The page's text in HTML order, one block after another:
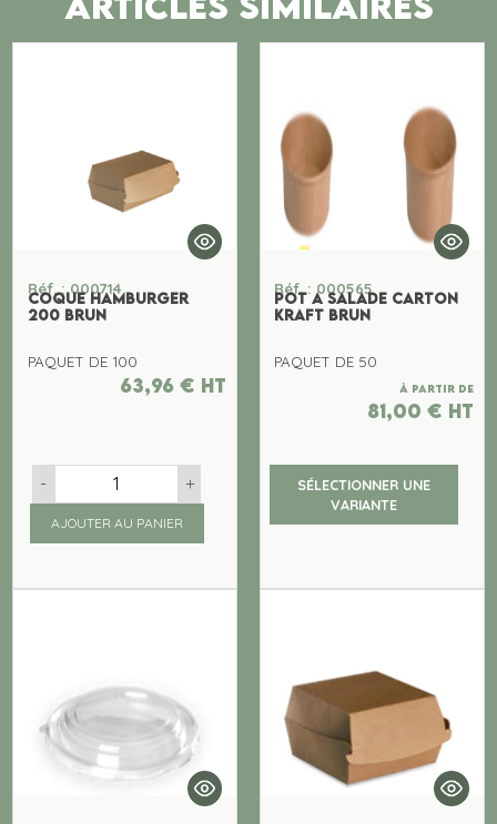
Réf. : 000714
COQUE HAMBURGER
200 BRUN
PAQUET DE 100
63,96 € ht
- +
AJOUTER AU PANIER
Réf. : 000565
POT A SALADE CARTON
KRAFT BRUN
PAQUET DE 50
À partir de
81,00 € ht
SÉLECTIONNER UNE
VARIANTE